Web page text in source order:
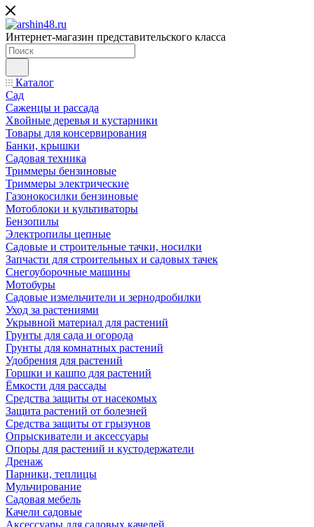
Интернет-магазин представительского класса
Каталог
Сад
Саженцы и рассада
Хвойные деревья и кустарники
Товары для консервирования
Банки, крышки
Садовая техника
Триммеры бензиновые
Триммеры электрические
Газонокосилки бензиновые
Мотоблоки и культиваторы
Бензопилы
Электропилы цепные
Садовые и строительные тачки, носилки
Запчасти для строительных и садовых тачек
Снегоуборочные машины
Мотобуры
Садовые измельчители и зернодробилки
Уход за растениями
Укрывной материал для растений
Грунты для сада и огорода
Грунты для комнатных растений
Удобрения для растений
Горшки и кашпо для растений
Ёмкости для рассады
Средства защиты от насекомых
Защита растений от болезней
Средства защиты от грызунов
Опрыскиватели и аксессуары
Опоры для растений и кустодержатели
Дренаж
Парники, теплицы
Мульчирование
Садовая мебель
Качели садовые
Аксессуары для садовых качелей